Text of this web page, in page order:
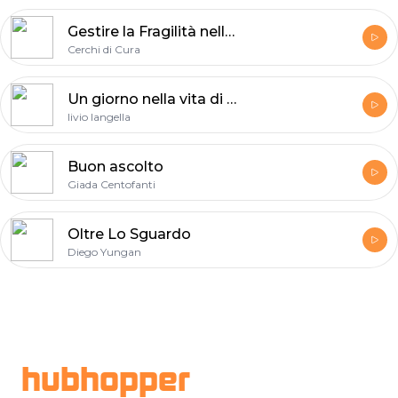
Gestire la Fragilità nella Vita Reale
Cerchi di Cura
Un giorno nella vita di Livio
livio langella
Buon ascolto
Giada Centofanti
Oltre Lo Sguardo
Diego Yungan
hubhopper